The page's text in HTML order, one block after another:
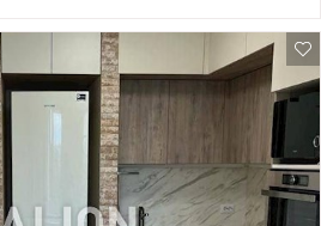
также счетчики на свет и на воду.
мебелью и
территория с круглосуточной
своей инфраструктурой, парками
дизайном, с уютными двориками,
паркингами Цена: 99000
1146515